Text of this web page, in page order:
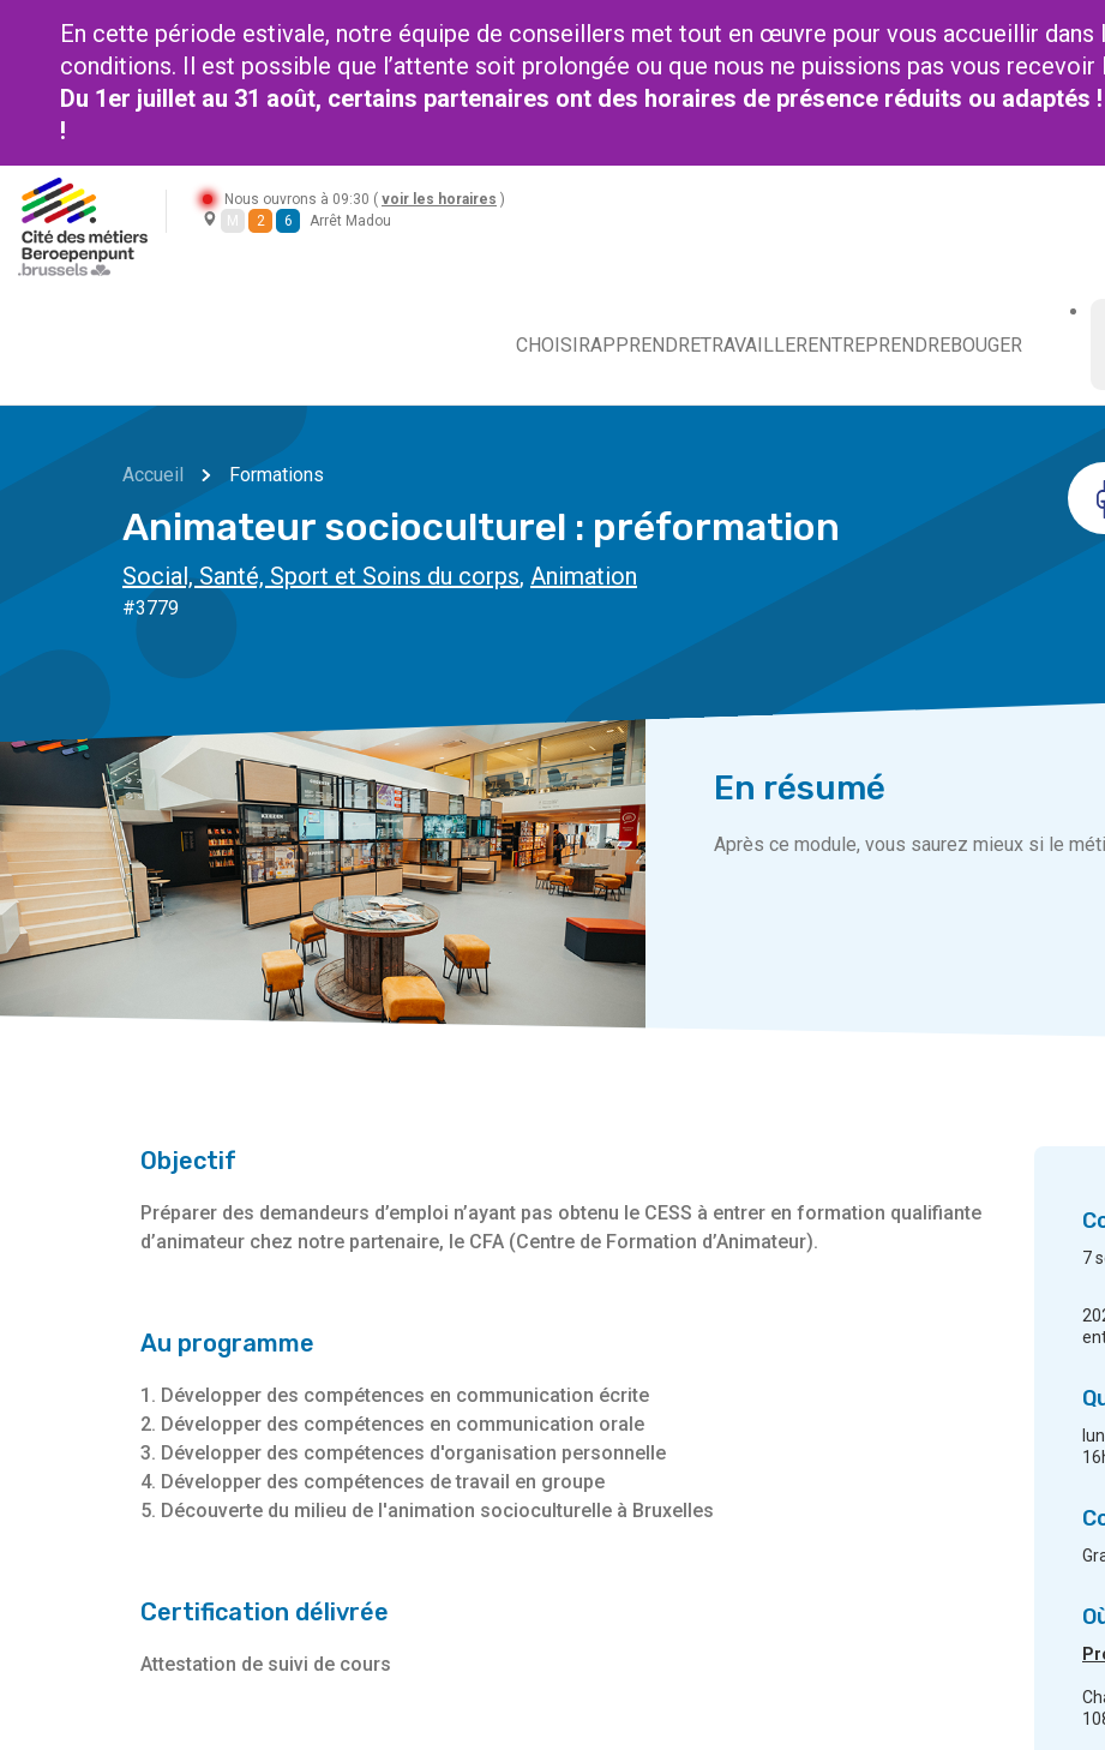
En cette période estivale, notre équipe de conseillers met tout en œuvre pour vous accueillir dans
conditions. Il est possible que l’attente soit prolongée ou que nous ne puissions pas vous recevoir
Du 1er juillet au 31 août, certains partenaires ont des horaires de présence réduits ou adaptés
!
Nous ouvrons à 09:30 ( voir les horaires )
M
2 6 Arrêt Madou
CHOISIRAPPRENDRETRAVAILLERENTREPRENDREBOUGER
Accueil Formations
Animateur socioculturel : préformation
Social, Santé, Sport et Soins du corps, Animation
#3779
En résumé
Après ce module, vous saurez mieux si le
Objectif
Préparer des demandeurs d’emploi n’ayant pas obtenu le CESS à entrer en formation qualifiante
d’animateur chez notre partenaire, le CFA (Centre de Formation d’Animateur).
Au programme
1. Développer des compétences en communication écrite
2. Développer des compétences en communication orale
3. Développer des compétences d'organisation personnelle
4. Développer des compétences de travail en groupe
5. Découverte du milieu de l'animation socioculturelle à Bruxelles
Certification délivrée
Attestation de suivi de cours
7